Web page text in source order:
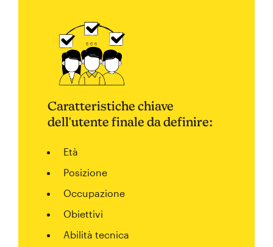
Caratteristiche chiave
dell'utente finale da definire:
Età
Posizione
Occupazione
Obiettivi
Abilità tecnica